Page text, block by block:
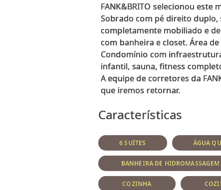
FANK&BRITO selecionou
Sobrado com pé direito
completamente mobiliado e
com banheira e closet. Área
Condomínio com
infantil, sauna, fitness
A equipe de corretores da
Características
6 SUÍTES ÁGUA
BANHEIRA DE HIDROMASSAGEM
COZINHA